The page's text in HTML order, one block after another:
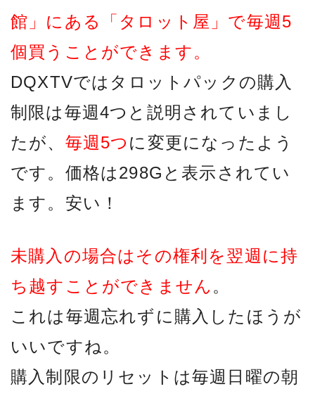
館」にある「タロット屋」で毎週5
個買うことができます。
DQXTVではタロットパックの購入
制限は毎週4つと説明されていまし
たが、 毎週5つ に変更になったよう
です。価格は298Gと表示されてい
ます。安い！
未購入の場合はその権利を翌週に持
ち越すことができません 。
これは毎週忘れずに購入したほうが
いいですね。
購入制限のリセットは毎週日曜の朝